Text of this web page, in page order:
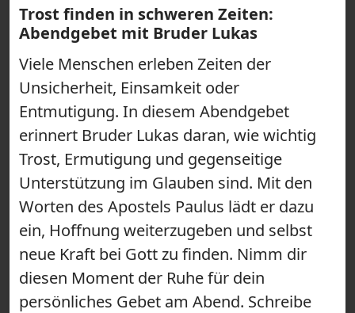
Trost finden in schweren Zeiten:
Abendgebet mit Bruder Lukas
Viele Menschen erleben Zeiten der
Unsicherheit, Einsamkeit oder
Entmutigung. In diesem Abendgebet
erinnert Bruder Lukas daran, wie wichtig
Trost, Ermutigung und gegenseitige
Unterstützung im Glauben sind. Mit den
Worten des Apostels Paulus lädt er dazu
ein, Hoffnung weiterzugeben und selbst
neue Kraft bei Gott zu finden. Nimm dir
diesen Moment der Ruhe für dein
persönliches Gebet am Abend. Schreibe